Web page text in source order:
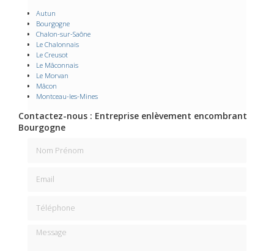
Autun
Bourgogne
Chalon-sur-Saône
Le Chalonnais
Le Creusot
Le Mâconnais
Le Morvan
Mâcon
Montceau-les-Mines
Contactez-nous : Entreprise enlèvement encombrant
Bourgogne
Message